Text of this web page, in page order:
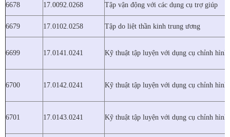
6678 17.0092.0268 Tập vận động với các dụng cụ trợ giúp
6679 17.0102.0258 Tập do liệt thần kinh trung ương
6699 17.0141.0241 Kỹ thuật tập luyện với dụng cụ chỉnh hình
6700 17.0142.0241 Kỹ thuật tập luyện với dụng cụ chỉnh hình
6701 17.0143.0241 Kỹ thuật tập luyện với dụng cụ chỉnh hình